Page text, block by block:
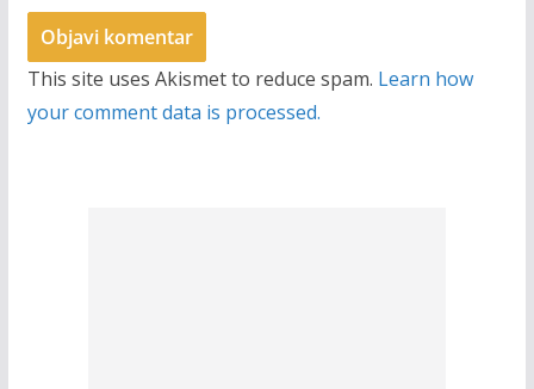
This site uses Akismet to reduce spam. Learn how
your comment data is processed.